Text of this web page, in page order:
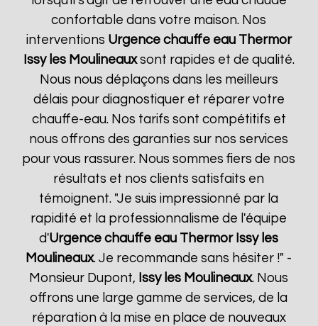
confortable dans votre maison. Nos
interventions Urgence chauffe eau Thermor
Issy les Moulineauxsont rapides et de qualité.
Nous nous déplaçons dans les meilleurs
délais pour diagnostiquer et réparer votre
chauffe-eau. Nos tarifs sont compétitifs et
nous offrons des garanties sur nos services
pour vous rassurer. Nous sommes fiers de nos
résultats et nos clients satisfaits en
témoignent. "Je suis impressionné par la
rapidité et la professionnalisme de l'équipe
d'Urgence chauffe eau Thermor Issy les
Moulineaux. Je recommande sans hésiter !" -
Monsieur Dupont, Issy les Moulineaux. Nous
offrons une large gamme de services, de la
réparation à la mise en place de nouveaux